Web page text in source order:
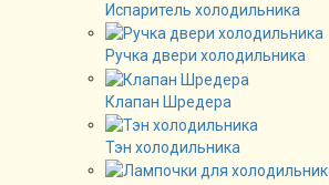
Испаритель холодильника
Ручка двери холодильника
Клапан Шредера
Тэн холодильника